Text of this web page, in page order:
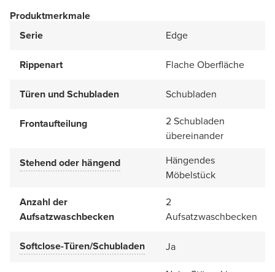
Produktmerkmale
Serie
Edge
Rippenart Flache Oberfläche
Türen und Schubladen Schubladen
Frontaufteilung
2 Schubladen
übereinander
Stehend oder hängend
Hängendes
Möbelstück
Anzahl der
Aufsatzwaschbecken
2
Aufsatzwaschbecken
Softclose-Türen/Schubladen Ja